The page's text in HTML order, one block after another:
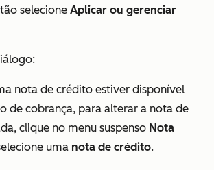
selecione Aplicar ou gerenciar
nota de crédito estiver disponível
de cobrança, para alterar a nota de
clique no menu suspenso Nota
uma nota de crédito.